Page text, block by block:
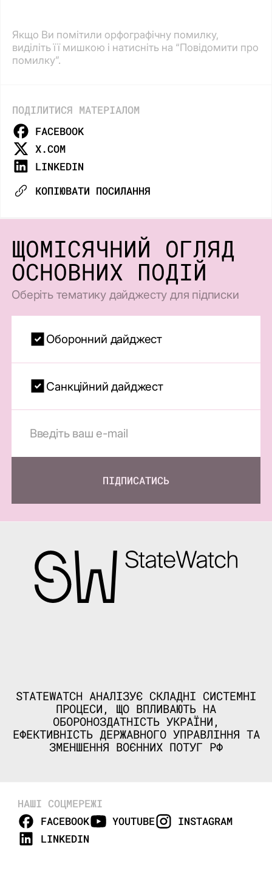
Якщо Ви помітили орфографічну помилку,
виділіть її мишкою і натисніть на “Повідомити про
помилку”.
ПОДІЛИТИСЯ МАТЕРІАЛОМ
FACEBOOK
X.COM
LINKEDIN
КОПІЮВАТИ ПОСИЛАННЯ
ЩОМІСЯЧНИЙ ОГЛЯД
ОСНОВНИХ ПОДІЙ
Оберіть тематику дайджесту для підписки
Оборонний дайджест
Санкційний дайджест
ПІДПИСАТИСЬ
STATEWATCH АНАЛІЗУЄ СКЛАДНІ СИСТЕМНІ
ПРОЦЕСИ, ЩО ВПЛИВАЮТЬ НА
ОБОРОНОЗДАТНІСТЬ УКРАЇНИ,
ЕФЕКТИВНІСТЬ ДЕРЖАВНОГО УПРАВЛІННЯ ТА
ЗМЕНШЕННЯ ВОЄННИХ ПОТУГ РФ
НАШІ СОЦМЕРЕЖІ
FACEBOOK
YOUTUBE
INSTAGRAM
LINKEDIN